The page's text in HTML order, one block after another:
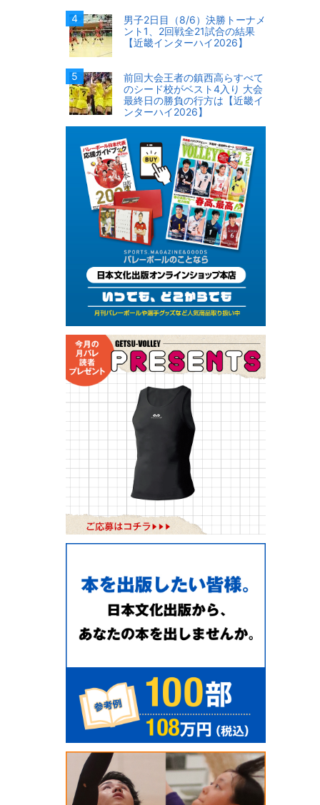
男子2日目（8/6）決勝トーナメ
ント1、2回戦全21試合の結果
【近畿インターハイ2026】
前回大会王者の鎮西高らすべて
のシード校がベスト4入り 大会
最終日の勝負の行方は【近畿イ
ンターハイ2026】